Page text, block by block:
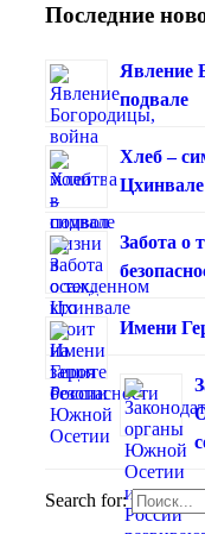
Последние
Явление
подвале
Хлеб –
Цхинвале
Забота о
Имени
Search for: